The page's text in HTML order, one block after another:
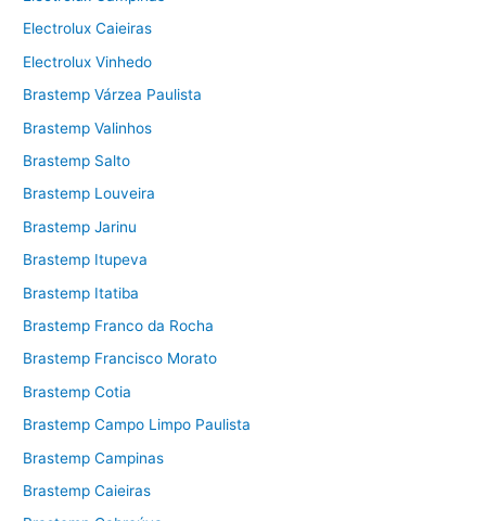
Electrolux Caieiras
Electrolux Vinhedo
Brastemp Várzea Paulista
Brastemp Valinhos
Brastemp Salto
Brastemp Louveira
Brastemp Jarinu
Brastemp Itupeva
Brastemp Itatiba
Brastemp Franco da Rocha
Brastemp Francisco Morato
Brastemp Cotia
Brastemp Campo Limpo Paulista
Brastemp Campinas
Brastemp Caieiras